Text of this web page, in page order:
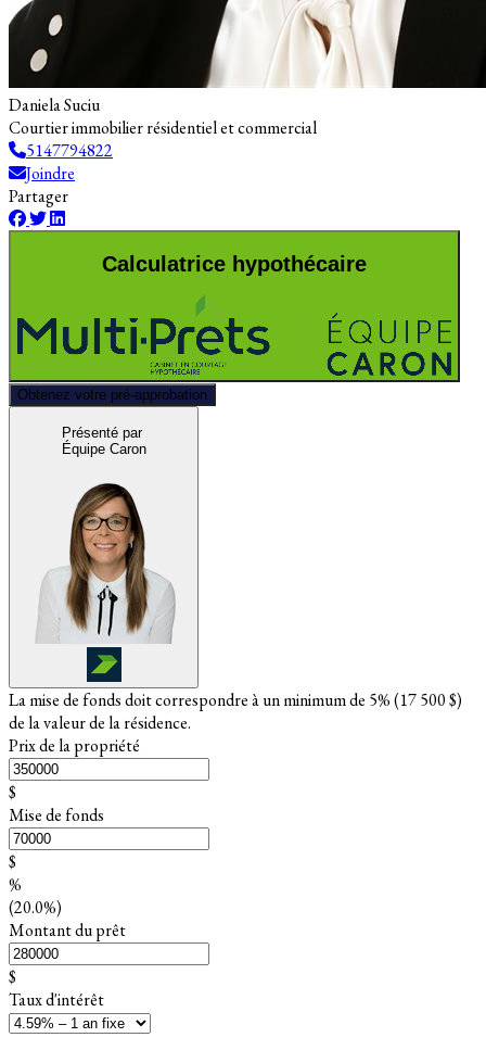
Daniela Suciu
Courtier immobilier résidentiel et commercial
5147794822
Joindre
Partager
Calculatrice hypothécaire
Obtenez votre pré-approbation
Présenté par
Équipe Caron
La mise de fonds doit correspondre à un minimum de 5% (17 500 $)
de la valeur de la résidence.
Prix de la propriété
$
Mise de fonds
$
%
(20.0%)
Montant du prêt
$
Taux d'intérêt